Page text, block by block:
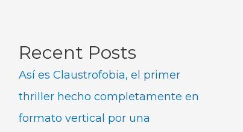
Recent Posts
Así es Claustrofobia, el primer
thriller hecho completamente en
formato vertical por una